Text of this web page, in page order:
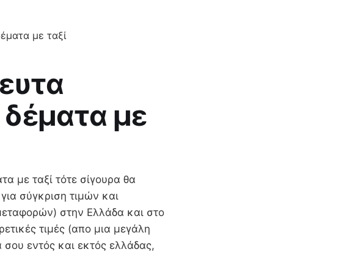
με
με ταξί τότε σίγουρα θα
σύγκριση τιμών και
στην Ελλάδα και στο
τιμές (απο μια μεγάλη
σου εντός και εκτός ελλάδας,